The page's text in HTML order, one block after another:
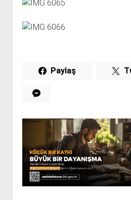
Paylaş